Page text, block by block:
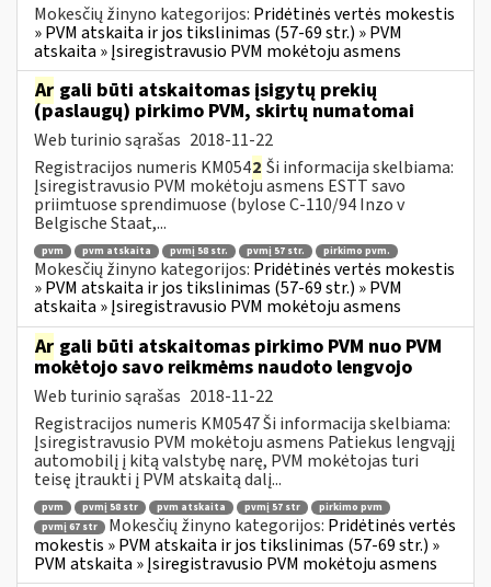
Mokesčių žinyno kategorijos: Pridėtinės vertės mokestis
» PVM atskaita ir jos tikslinimas (57-69 str.) » PVM
atskaita » Įsiregistravusio PVM mokėtoju asmens
Ar gali būti atskaitomas įsigytų prekių
(paslaugų) pirkimo PVM, skirtų numatomai
Web turinio sąrašas 2018-11-22
Registracijos numeris KM0542 Ši informacija skelbiama:
Įsiregistravusio PVM mokėtoju asmens ESTT savo
priimtuose sprendimuose (bylose C-110/94 Inzo v
Belgische Staat,...
pvm pvm atskaita pvmį 58 str. pvmį 57 str. pirkimo pvm.
Mokesčių žinyno kategorijos: Pridėtinės vertės mokestis
» PVM atskaita ir jos tikslinimas (57-69 str.) » PVM
atskaita » Įsiregistravusio PVM mokėtoju asmens
Ar gali būti atskaitomas pirkimo PVM nuo PVM
mokėtojo savo reikmėms naudoto lengvojo
Web turinio sąrašas 2018-11-22
Registracijos numeris KM0547 Ši informacija skelbiama:
Įsiregistravusio PVM mokėtoju asmens Patiekus lengvąjį
automobilį į kitą valstybę narę, PVM mokėtojas turi
teisę įtraukti į PVM atskaitą dalį...
pvm pvmį 58 str pvm atskaita pvmį 57 str
pirkimo pvm
pvmį 67 str
Mokesčių žinyno kategorijos: Pridėtinės vertės
mokestis » PVM atskaita ir jos tikslinimas (57-69 str.) »
PVM atskaita » Įsiregistravusio PVM mokėtoju asmens